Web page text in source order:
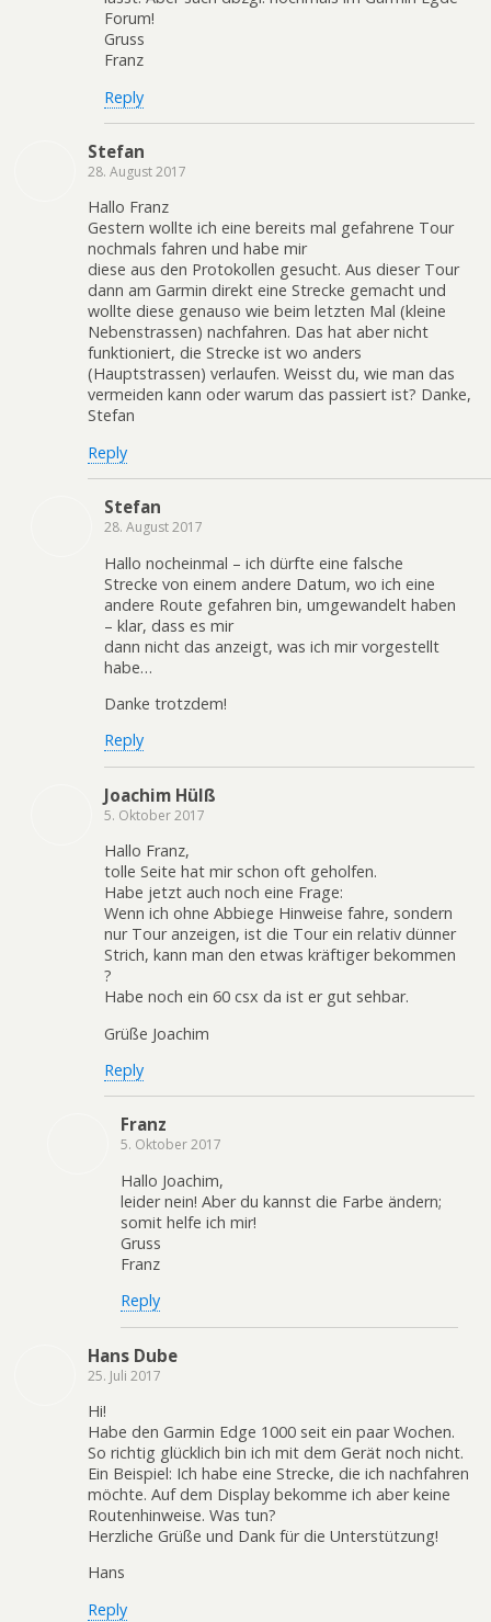
Forum!
Gruss
Franz
Reply
Stefan
28. August 2017
Hallo Franz
Gestern wollte ich eine bereits mal gefahrene Tour
nochmals fahren und habe mir
diese aus den Protokollen gesucht. Aus dieser Tour
dann am Garmin direkt eine Strecke gemacht und
wollte diese genauso wie beim letzten Mal (kleine
Nebenstrassen) nachfahren. Das hat aber nicht
funktioniert, die Strecke ist wo anders
(Hauptstrassen) verlaufen. Weisst du, wie man das
vermeiden kann oder warum das passiert ist? Danke,
Stefan
Reply
Stefan
28. August 2017
Hallo nocheinmal – ich dürfte eine falsche
Strecke von einem andere Datum, wo ich eine
andere Route gefahren bin, umgewandelt haben
– klar, dass es mir
dann nicht das anzeigt, was ich mir vorgestellt
habe…
Danke trotzdem!
Reply
Joachim Hülß
5. Oktober 2017
Hallo Franz,
tolle Seite hat mir schon oft geholfen.
Habe jetzt auch noch eine Frage:
Wenn ich ohne Abbiege Hinweise fahre, sondern
nur Tour anzeigen, ist die Tour ein relativ dünner
Strich, kann man den etwas kräftiger bekommen
?
Habe noch ein 60 csx da ist er gut sehbar.
Grüße Joachim
Reply
Franz
5. Oktober 2017
Hallo Joachim,
leider nein! Aber du kannst die Farbe ändern;
somit helfe ich mir!
Gruss
Franz
Reply
Hans Dube
25. Juli 2017
Hi!
Habe den Garmin Edge 1000 seit ein paar Wochen.
So richtig glücklich bin ich mit dem Gerät noch nicht.
Ein Beispiel: Ich habe eine Strecke, die ich nachfahren
möchte. Auf dem Display bekomme ich aber keine
Routenhinweise. Was tun?
Herzliche Grüße und Dank für die Unterstützung!
Hans
Reply